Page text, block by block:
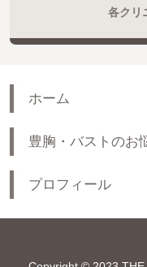
各クリ
ホーム
豊胸・バストのお
プロフィール